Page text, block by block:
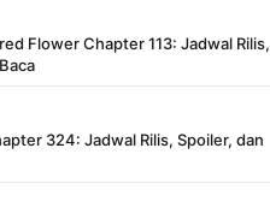
Flower Chapter 113: Jadwal Rilis,
324: Jadwal Rilis, Spoiler, dan